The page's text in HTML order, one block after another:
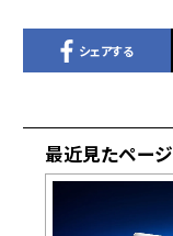
シェアする
最近見たページ